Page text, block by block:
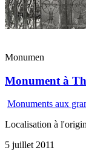
Monumen
Monument à
Monuments aux
Localisation à
5 juillet 2011